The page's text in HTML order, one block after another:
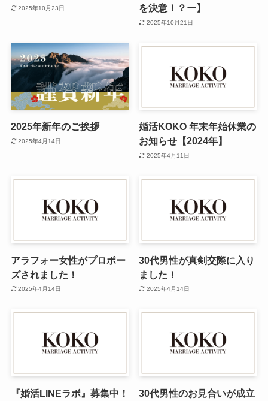
2025年10月23日
を決意！？ー】
2025年10月21日
2025年新年のご挨拶
2025年4月14日
婚活KOKO 年末年始休業の
お知らせ【2024年】
2025年4月11日
アラフォー女性がプロポー
ズされました！
2025年4月14日
30代男性が真剣交際に入り
ました！
2025年4月14日
『婚活LINEラボ』募集中！
30代男性のお見合いが成立